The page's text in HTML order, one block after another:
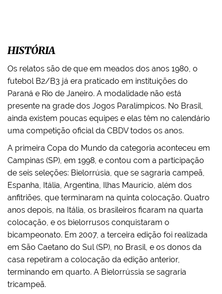
HISTÓRIA
Os relatos são de que em meados dos anos 1980, o
futebol B2/B3 já era praticado em instituições do
Paraná e Rio de Janeiro. A modalidade não está
presente na grade dos Jogos Paralímpicos. No Brasil,
ainda existem poucas equipes e elas têm no calendário
uma competição oficial da CBDV todos os anos.
A primeira Copa do Mundo da categoria aconteceu em
Campinas (SP), em 1998, e contou com a participação
de seis seleções: Bielorrúsia, que se sagraria campeã,
Espanha, Itália, Argentina, Ilhas Maurício, além dos
anfitriões, que terminaram na quinta colocação. Quatro
anos depois, na Itália, os brasileiros ficaram na quarta
colocação, e os bielorrusos conquistaram o
bicampeonato. Em 2007, a terceira edição foi realizada
em São Caetano do Sul (SP), no Brasil, e os donos da
casa repetiram a colocação da edição anterior,
terminando em quarto. A Bielorrússia se sagraria
tricampeã.